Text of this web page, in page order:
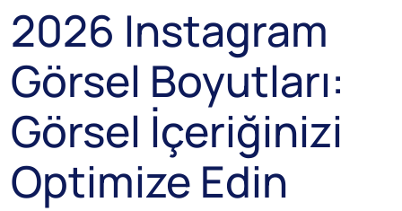
2026 Instagram
Görsel Boyutları:
Görsel İçeriğinizi
Optimize Edin